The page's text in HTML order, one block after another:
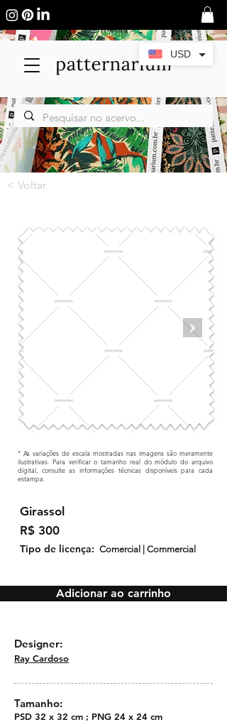
< Voltar
* As variações de escala mostradas nas imagens são meramente
ilustrativas. Para verificar o tamanho real do módulo do arquivo
digital, consulte as informações técnicas disponíveis para cada
estampa.
Girassol
R$ 300
Tipo de licença: Comercial | Commercial
Adicionar ao carrinho
Designer:
Ray Cardoso
Tamanho:
PSD 32 x 32 cm ; PNG 24 x 24 cm
USD